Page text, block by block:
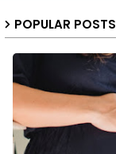
POPULAR POSTS